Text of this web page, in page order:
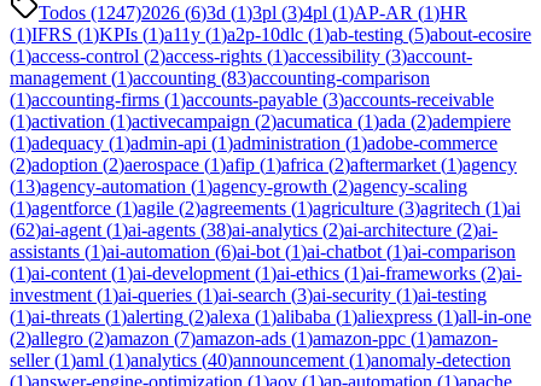
Todos (1247)2026 (6)3d (1)3pl (3)4pl (1)AP-AR (1)HR
(1)IFRS (1)KPIs (1)a11y (1)a2p-10dlc (1)ab-testing (5)about-ecosire
(1)access-control (2)access-rights (1)accessibility (3)account-
management (1)accounting (83)accounting-comparison
(1)accounting-firms (1)accounts-payable (3)accounts-receivable
(1)activation (1)activecampaign (2)acumatica (1)ada (2)adempiere
(1)adequacy (1)admin-api (1)administration (1)adobe-commerce
(2)adoption (2)aerospace (1)afip (1)africa (2)aftermarket (1)agency
(13)agency-automation (1)agency-growth (2)agency-scaling
(1)agentforce (1)agile (2)agreements (1)agriculture (3)agritech (1)ai
(62)ai-agent (1)ai-agents (38)ai-analytics (2)ai-architecture (2)ai-
assistants (1)ai-automation (6)ai-bot (1)ai-chatbot (1)ai-comparison
(1)ai-content (1)ai-development (1)ai-ethics (1)ai-frameworks (2)ai-
investment (1)ai-queries (1)ai-search (3)ai-security (1)ai-testing
(1)ai-threats (1)alerting (2)alexa (1)alibaba (1)aliexpress (1)all-in-one
(2)allegro (2)amazon (7)amazon-ads (1)amazon-ppc (1)amazon-
seller(1)aml (1)analytics (40)announcement (1)anomaly-detection
(1)answer-engine-optimization (1)aov (1)ap-automation (1)apache